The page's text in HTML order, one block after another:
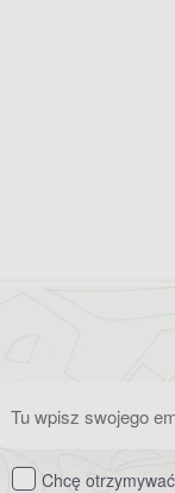
Zapisz
do
Chcę